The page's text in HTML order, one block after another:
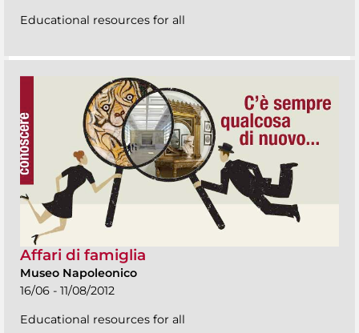
Educational resources for all
Affari di famiglia
Museo Napoleonico
16/06 - 11/08/2012
Educational resources for all